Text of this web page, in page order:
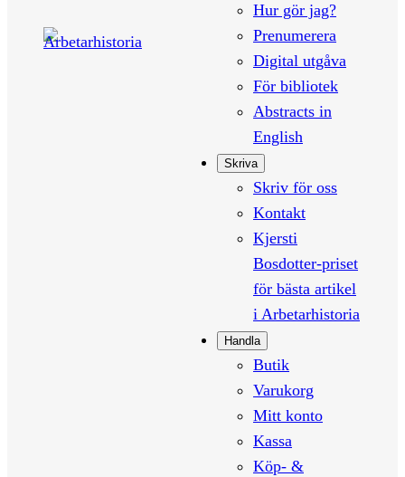
Hur gör jag?
Prenumerera
Digital utgåva
För bibliotek
Abstracts in
English
Skriva
Skriv för oss
Kontakt
Kjersti
Bosdotter-priset
för bästa artikel
i Arbetarhistoria
Handla
Butik
Varukorg
Mitt konto
Kassa
Köp- &